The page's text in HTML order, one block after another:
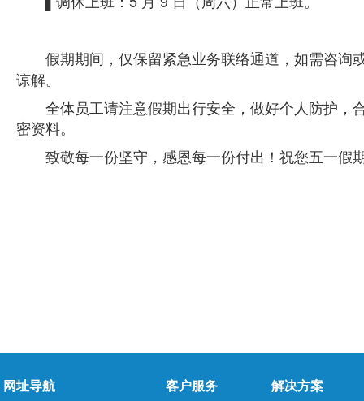
假期期间，仅保留紧急业务联络通道，如需咨询
谅解。
全体员工请注意假期出行安全，做好个人防护，
密资料。
致敬每一份坚守，感恩每一份付出！祝您五一假
网址导航 客户服务 解决方案